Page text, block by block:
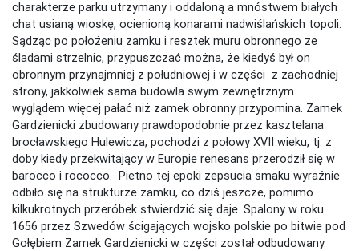
charakterze parku utrzymany i oddaloną a mnóstwem białych
chat usianą wioskę, ocienioną konarami nadwiślańskich topoli.
Sądząc po położeniu zamku i resztek muru obronnego ze
śladami strzelnic, przypuszczać można, że kiedyś był on
obronnym przynajmniej z południowej i w części z zachodniej
strony, jakkolwiek sama budowla swym zewnętrznym
wyglądem więcej pałać niż zamek obronny przypomina. Zamek
Gardzienicki zbudowany prawdopodobnie przez kasztelana
brocławskiego Hulewicza, pochodzi z połowy XVII wieku, tj. z
doby kiedy przekwitający w Europie renesans przerodził się w
barocco i rococco. Pietno tej epoki zepsucia smaku wyraźnie
odbiło się na strukturze zamku, co dziś jeszcze, pomimo
kilkukrotnych przeróbek stwierdzić się daje. Spalony w roku
1656 przez Szwedów ścigających wojsko polskie po bitwie pod
Gołębiem Zamek Gardzienicki w części został odbudowany.